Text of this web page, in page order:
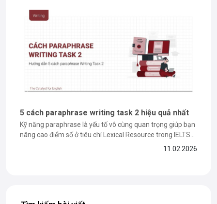
5 cách paraphrase writing task 2 hiệu quả nhất
Kỹ năng paraphrase là yếu tố vô cùng quan trọng giúp bạn
nâng cao điểm số ở tiêu chí Lexical Resource trong IELTS
Writing Task 2. Chính vì vậy, trong bài viết này, The Catalyst
11.02.2026